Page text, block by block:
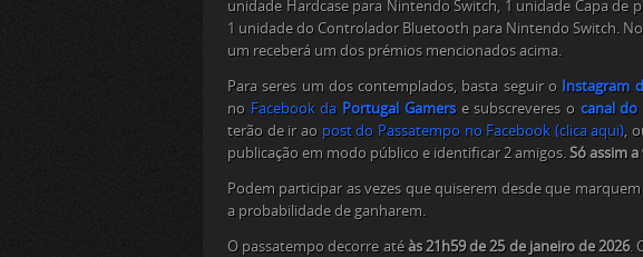
unidade Hardcase para Nintendo Switch, 1 unidade Capa de
1 unidade do Controlador Bluetooth para Nintendo Switch.
um receberá um dos prémios mencionados acima.
Para seres um dos contemplados, basta seguir o Instagram
no Facebook da Portugal Gamerse subscreveres o canal do
terão de ir ao post do Passatempo no Facebook (clica aqui),
publicação em modo público e identificar 2 amigos. Só assim
Podem participar as vezes que quiserem desde que
a probabilidade de ganharem.
O passatempo decorre até às 21h59 de 25 de janeiro de 2026.